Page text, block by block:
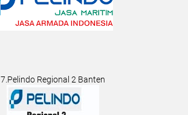
7.Pelindo Regional 2 Banten